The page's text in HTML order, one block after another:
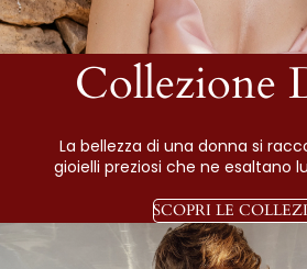
Collezione
La bellezza di una donna si
gioielli preziosi che ne esaltano
SCOPRI LE